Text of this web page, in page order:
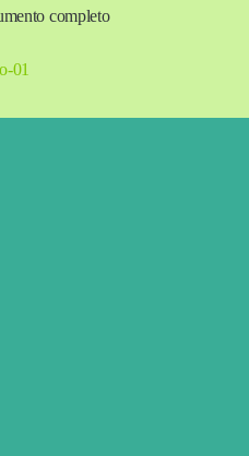
completo